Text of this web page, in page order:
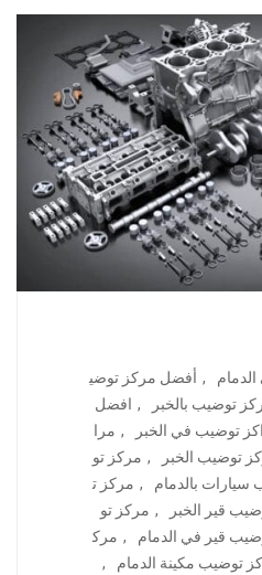
, أفضل مركز توضي
توضيب بالخبر , افضل
توضيب في الخبر , مرا
توضيب الخبر , مركز تو
بالدمام , مركز ت
قير الخبر , مركز تو
قير في الدمام , مرك
توضيب مكينة الدمام
,